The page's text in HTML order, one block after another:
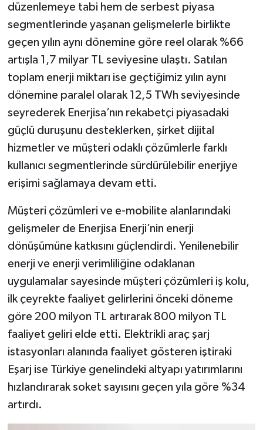
düzenlemeye tabi hem de serbest piyasa
segmentlerinde yaşanan gelişmelerle birlikte
geçen yılın aynı dönemine göre reel olarak %66
artışla 1,7 milyar TL seviyesine ulaştı. Satılan
toplam enerji miktarı ise geçtiğimiz yılın aynı
dönemine paralel olarak 12,5 TWh seviyesinde
seyrederek Enerjisa’nın rekabetçi piyasadaki
güçlü duruşunu desteklerken, şirket dijital
hizmetler ve müşteri odaklı çözümlerle farklı
kullanıcı segmentlerinde sürdürülebilir enerjiye
erişimi sağlamaya devam etti.
Müşteri çözümleri ve e-mobilite alanlarındaki
gelişmeler de Enerjisa Enerji’nin enerji
dönüşümüne katkısını güçlendirdi. Yenilenebilir
enerji ve enerji verimliliğine odaklanan
uygulamalar sayesinde müşteri çözümleri iş kolu,
ilk çeyrekte faaliyet gelirlerini önceki döneme
göre 200 milyon TL artırarak 800 milyon TL
faaliyet geliri elde etti. Elektrikli araç şarj
istasyonları alanında faaliyet gösteren iştiraki
Eşarj ise Türkiye genelindeki altyapı yatırımlarını
hızlandırarak soket sayısını geçen yıla göre %34
artırdı.